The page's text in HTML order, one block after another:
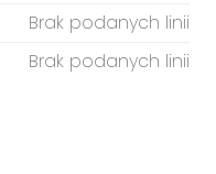
Brak podanych linii
Brak podanych linii